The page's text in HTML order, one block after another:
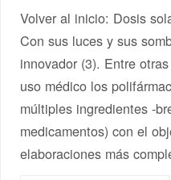
Volver al inicio: Dosis
Con sus luces y sus
innovador (3). Entre
uso médico los
múltiples ingredientes -
medicamentos) con el
elaboraciones más